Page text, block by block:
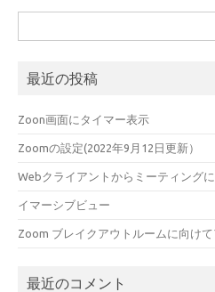
索:
最近の投稿
Zoon画面にタイマー表示
Zoomの設定(2022年9月12日更新）
Webクライアントからミーティング
イマーシブビュー
Zoom ブレイクアウトルームに向け
最近のコメント